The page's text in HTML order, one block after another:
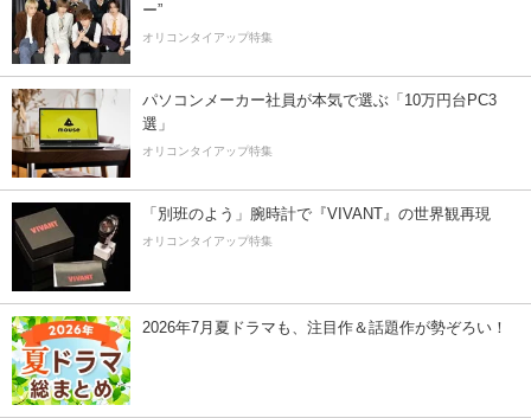
ー”
オリコンタイアップ特集
パソコンメーカー社員が本気で選ぶ「10万円台PC3
選」
オリコンタイアップ特集
「別班のよう」腕時計で『VIVANT』の世界観再現
オリコンタイアップ特集
2026年7月夏ドラマも、注目作＆話題作が勢ぞろい！